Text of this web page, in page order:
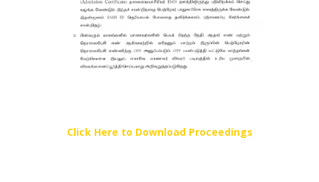
Click Here to Download Proceedings